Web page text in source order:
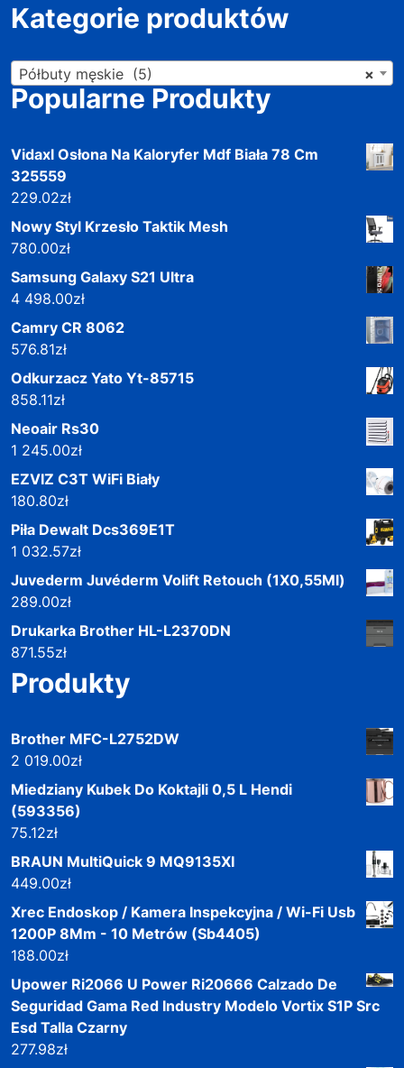
Kategorie produktów
×
Półbuty męskie (5)
Popularne Produkty
Vidaxl Osłona Na Kaloryfer Mdf Biała 78 Cm
325559
229.02zł
Nowy Styl Krzesło Taktik Mesh
780.00zł
Samsung Galaxy S21 Ultra
4 498.00zł
Camry CR 8062
576.81zł
Odkurzacz Yato Yt-85715
858.11zł
Neoair Rs30
1 245.00zł
EZVIZ C3T WiFi Biały
180.80zł
Piła Dewalt Dcs369E1T
1 032.57zł
Juvederm Juvéderm Volift Retouch (1X0,55Ml)
289.00zł
Drukarka Brother HL-L2370DN
871.55zł
Produkty
Brother MFC-L2752DW
2 019.00zł
Miedziany Kubek Do Koktajli 0,5 L Hendi
(593356)
75.12zł
BRAUN MultiQuick 9 MQ9135XI
449.00zł
Xrec Endoskop / Kamera Inspekcyjna / Wi-Fi Usb
1200P 8Mm - 10 Metrów (Sb4405)
188.00zł
Upower Ri2066 U Power Ri20666 Calzado De
Seguridad Gama Red Industry Modelo Vortix S1P Src
Esd Talla Czarny
277.98zł